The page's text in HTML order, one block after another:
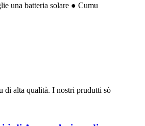
una batteria solare ● Cumu
di alta qualità. I ​​nostri prudutti sò